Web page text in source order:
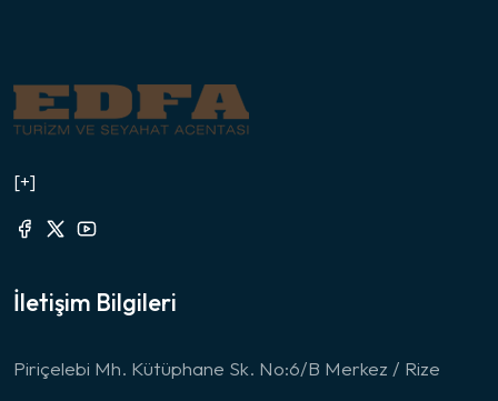
[+]
İletişim Bilgileri
Piriçelebi Mh. Kütüphane Sk. No:6/B Merkez / Rize